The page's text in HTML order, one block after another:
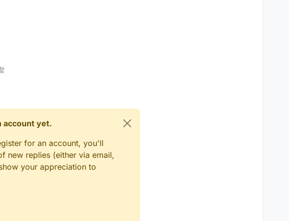
account yet.
for an account, you'll
new replies (either via email,
your appreciation to